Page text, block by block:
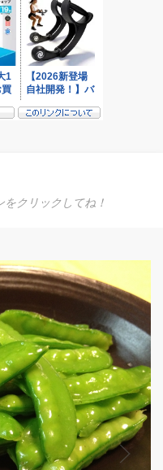
クリックしてね！
離乳食
しっか
0